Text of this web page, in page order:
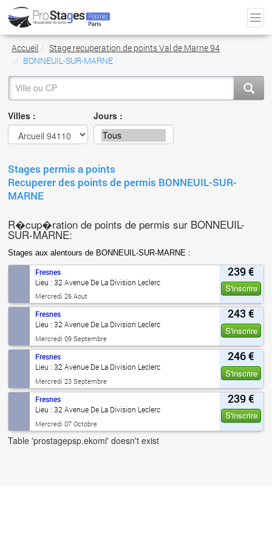
Accueil
Stage recuperation de points Val de Marne 94
BONNEUIL-SUR-MARNE
Villes : Jours :
Stages permis a points
Recuperer des points de permis BONNEUIL-SUR-
MARNE
R�cup�ration de points de permis sur BONNEUIL-
SUR-MARNE:
Stages aux alentours de BONNEUIL-SUR-MARNE :
239 €
S'inscrire
Fresnes
Lieu : 32 Avenue De La Division Leclerc
Mercredi 26 Aout
243 €
S'inscrire
Fresnes
Lieu : 32 Avenue De La Division Leclerc
Mercredi 09 Septembre
246 €
S'inscrire
Fresnes
Lieu : 32 Avenue De La Division Leclerc
Mercredi 23 Septembre
239 €
S'inscrire
Fresnes
Lieu : 32 Avenue De La Division Leclerc
Mercredi 07 Octobre
Table 'prostagepsp.ekomi' doesn't exist